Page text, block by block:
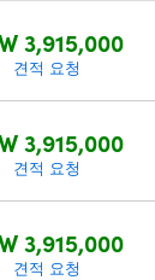
3,915,000
견적 요청
3,915,000
견적 요청
3,915,000
견적 요청